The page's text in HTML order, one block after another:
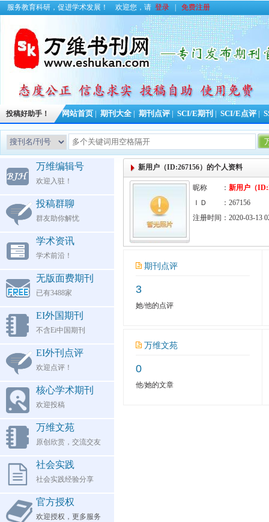
服务教育科研，促进学术发展！ 欢迎您，请 登录 免费注册
投稿好助手！ 网站首页 期刊大全 期刊点评 SCI/E期刊 SCI/E点评
万维编辑号
欢迎入驻！
投稿群聊
群友助你解忧
学术资讯
学术前沿！
无版面费期刊
已有3488家
EI外国期刊
不含Ei中国期刊
EI外刊点评
欢迎点评！
核心学术期刊
欢迎投稿
万维文苑
原创欣赏，交流交友
社会实践
社会实践经验分享
官方授权
欢迎授权，更多服务
新用户（ID:267156）的个人资料
昵称 ： 新用户（
ＩＤ ：267156
注册时间：2020-03-13
期刊点评
3
她/他的点评
万维文苑
0
他/她的文章